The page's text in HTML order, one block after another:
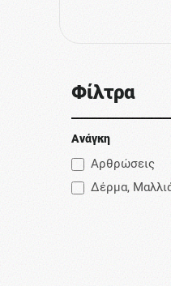
Φίλτρα
Ανάγκη
Αρθρώσεις
Δέρμα,